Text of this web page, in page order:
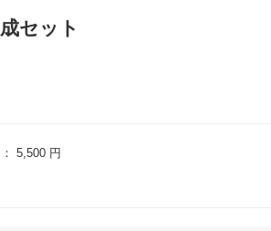
セット
5,500 円